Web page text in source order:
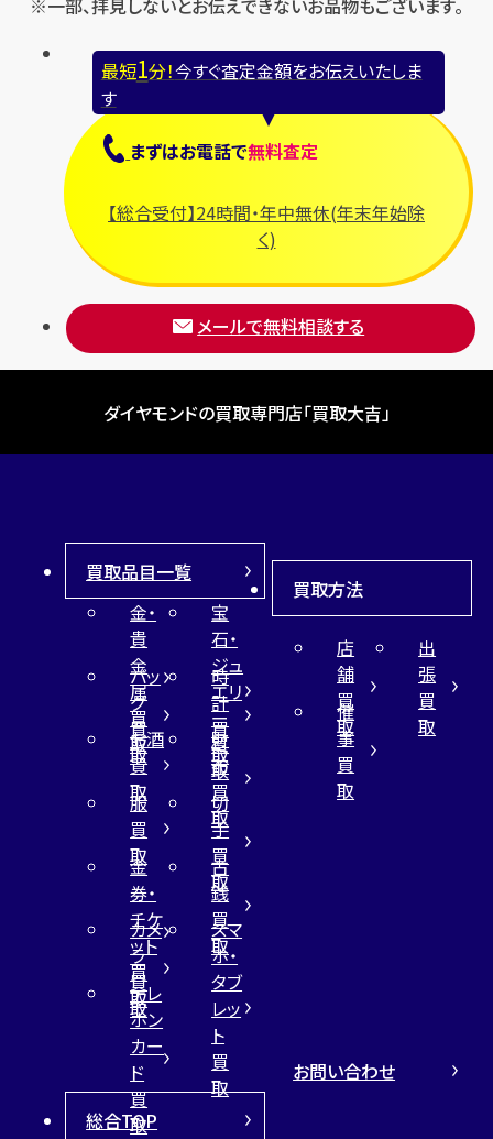
セリーヌ
ブライトリング
プラダ
フランク ミュラー
※一部、拝見しないとお伝えできないお品物もございます。
最短1分！今すぐ査定金額をお伝えいたしま
す
まずはお電話で無料査定
【総合受付】24時間・年中無休(年末年始除
く)
メールで無料相談する
ダイヤモンドの買取専門店「買取大吉」
買取品目一覧
金・
貴
金
属
買
取
宝
石・
ジュ
エリ
ー
買
取
バッ
グ
買
取
時
計
買
取
お酒
買
取
財
布
買
取
服
買
取
切
手
買
取
金
券・
チケ
ット
買
取
古
銭
買
取
カメ
ラ
買
取
スマ
ホ・
タブ
レッ
ト
買
取
テレ
ホン
カー
ド
買
取
買取方法
店
舗
買
取
出
張
買
取
催
事
買
取
総合TOP
お問い合わせ